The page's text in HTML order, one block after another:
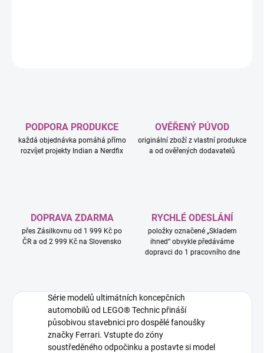
PODPORA PRODUKCE
každá objednávka pomáhá přímo
rozvíjet projekty Indian a Nerdfix
OVĚŘENÝ PŮVOD
originální zboží z vlastní produkce
a od ověřených dodavatelů
DOPRAVA ZDARMA
přes Zásilkovnu od 1 999 Kč po
ČR a od 2 999 Kč na Slovensko
RYCHLÉ ODESLÁNÍ
položky označené „Skladem
ihned“ obvykle předáváme
dopravci do 1 pracovního dne
Série modelů ultimátních koncepčních
automobilů od LEGO® Technic přináší
působivou stavebnici pro dospělé fanoušky
značky Ferrari. Vstupte do zóny
soustředěného odpočinku a postavte si model